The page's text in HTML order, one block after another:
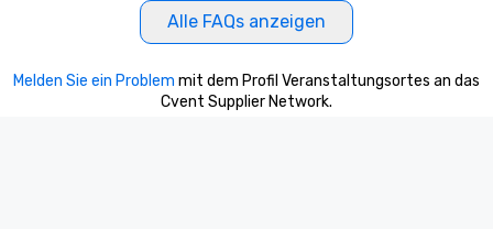
Alle FAQs anzeigen
Melden Sie ein Problem mit dem Profil Veranstaltungsortes an das
Cvent Supplier Network.